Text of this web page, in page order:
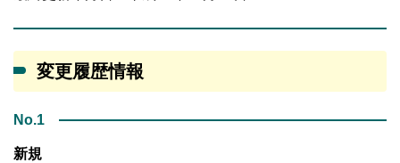
変更履歴情報
No.1
新規